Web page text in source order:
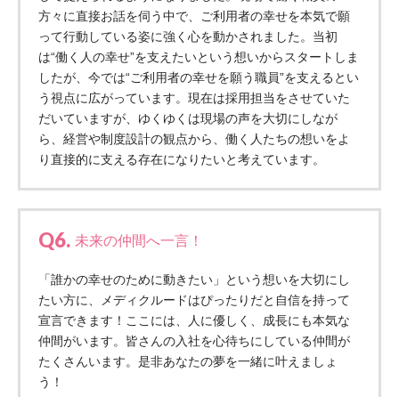
方々に直接お話を伺う中で、ご利用者の幸せを本気で願
って行動している姿に強く心を動かされました。当初
は“働く人の幸せ”を支えたいという想いからスタートしま
したが、今では“ご利用者の幸せを願う職員”を支えるとい
う視点に広がっています。現在は採用担当をさせていた
だいていますが、ゆくゆくは現場の声を大切にしなが
ら、経営や制度設計の観点から、働く人たちの想いをよ
り直接的に支える存在になりたいと考えています。
Q6. 未来の仲間へ一言！
「誰かの幸せのために動きたい」という想いを大切にし
たい方に、メディクルードはぴったりだと自信を持って
宣言できます！ここには、人に優しく、成長にも本気な
仲間がいます。皆さんの入社を心待ちにしている仲間が
たくさんいます。是非あなたの夢を一緒に叶えましょ
う！